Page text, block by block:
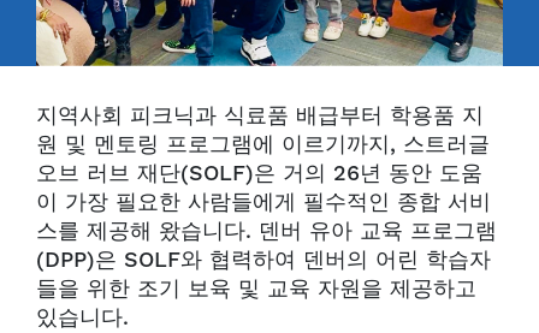
지역사회 피크닉과 식료품 배급부터 학용품 지
원 및 멘토링 프로그램에 이르기까지, 스트러글
오브 러브 재단(SOLF)은 거의 26년 동안 도움
이 가장 필요한 사람들에게 필수적인 종합 서비
스를 제공해 왔습니다. 덴버 유아 교육 프로그램
(DPP)은 SOLF와 협력하여 덴버의 어린 학습자
들을 위한 조기 보육 및 교육 자원을 제공하고
있습니다.